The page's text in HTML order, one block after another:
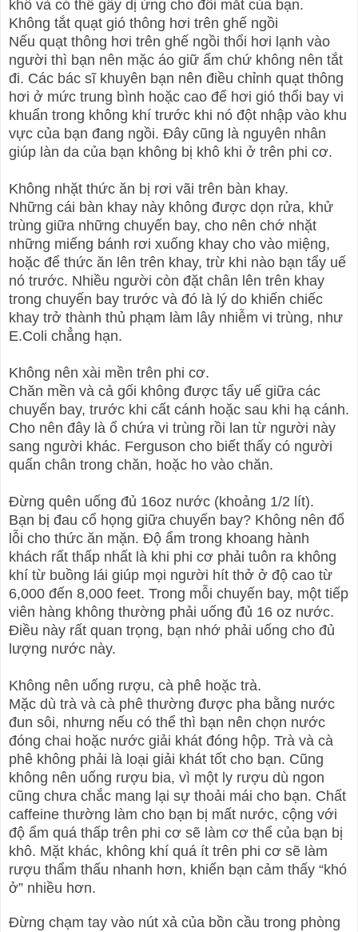
khô và có thể gây dị ứng cho đôi mắt của bạn.
Không tắt quạt gió thông hơi trên ghế ngồi
Nếu quạt thông hơi trên ghế ngồi thổi hơi lạnh vào
người thì bạn nên mặc áo giữ ấm chứ không nên tắt
đi. Các bác sĩ khuyên bạn nên điều chỉnh quạt thông
hơi ở mức trung bình hoặc cao để hơi gió thổi bay vi
khuẩn trong không khí trước khi nó đột nhập vào khu
vực của bạn đang ngồi. Đây cũng là nguyên nhân
giúp làn da của bạn không bị khô khi ở trên phi cơ.
Không nhặt thức ăn bị rơi vãi trên bàn khay.
Những cái bàn khay này không được dọn rửa, khử
trùng giữa những chuyến bay, cho nên chớ nhặt
những miếng bánh rơi xuống khay cho vào miệng,
hoặc để thức ăn lên trên khay, trừ khi nào bạn tẩy uế
nó trước. Nhiều người còn đặt chân lên trên khay
trong chuyến bay trước và đó là lý do khiến chiếc
khay trở thành thủ phạm làm lây nhiễm vi trùng, như
E.Coli chẳng hạn.
Không nên xài mền trên phi cơ.
Chăn mền và cả gối không được tẩy uế giữa các
chuyến bay, trước khi cất cánh hoặc sau khi hạ cánh.
Cho nên đây là ổ chứa vi trùng rồi lan từ người này
sang người khác. Ferguson cho biết thấy có người
quấn chân trong chăn, hoặc ho vào chăn.
Đừng quên uống đủ 16oz nước (khoảng 1/2 lít).
Bạn bị đau cổ họng giữa chuyến bay? Không nên đổ
lỗi cho thức ăn mặn. Độ ẩm trong khoang hành
khách rất thấp nhất là khi phi cơ phải tuôn ra không
khí từ buồng lái giúp mọi người hít thở ở độ cao từ
6,000 đến 8,000 feet. Trong mỗi chuyến bay, một tiếp
viên hàng không thường phải uống đủ 16 oz nước.
Điều này rất quan trọng, bạn nhớ phải uống cho đủ
lượng nước này.
Không nên uống rượu, cà phê hoặc trà.
Mặc dù trà và cà phê thường được pha bằng nước
đun sôi, nhưng nếu có thể thì bạn nên chọn nước
đóng chai hoặc nước giải khát đóng hộp. Trà và cà
phê không phải là loại giải khát tốt cho bạn. Cũng
không nên uống rượu bia, vì một ly rượu dù ngon
cũng chưa chắc mang lại sự thoải mái cho bạn. Chất
caffeine thường làm cho bạn bị mất nước, cộng với
độ ẩm quá thấp trên phi cơ sẽ làm cơ thể của bạn bị
khô. Mặt khác, không khí quá ít trên phi cơ sẽ làm
rượu thẩm thấu nhanh hơn, khiến bạn cảm thấy “khó
ở” nhiều hơn.
Đừng chạm tay vào nút xả của bồn cầu trong phòng